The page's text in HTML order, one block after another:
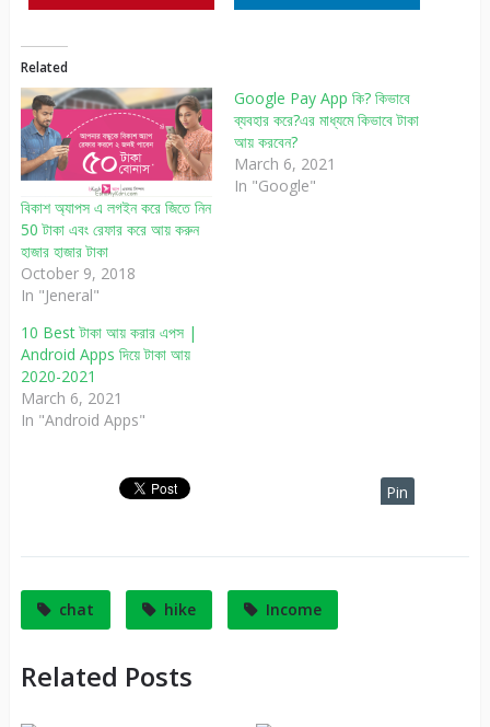
Related
বিকাশ অ্যাপস এ লগইন করে জিতে নিন
50 টাকা এবং রেফার করে আয় করুন
হাজার হাজার টাকা
October 9, 2018
In "Jeneral"
Google Pay App কি? কিভাবে
ব্যবহার করে?এর মাধ্যমে কিভাবে টাকা
আয় করবেন?
March 6, 2021
In "Google"
10 Best টাকা আয় করার এপস |
Android Apps দিয়ে টাকা আয়
2020-2021
March 6, 2021
In "Android Apps"
Pin
chat hike Income
Related Posts